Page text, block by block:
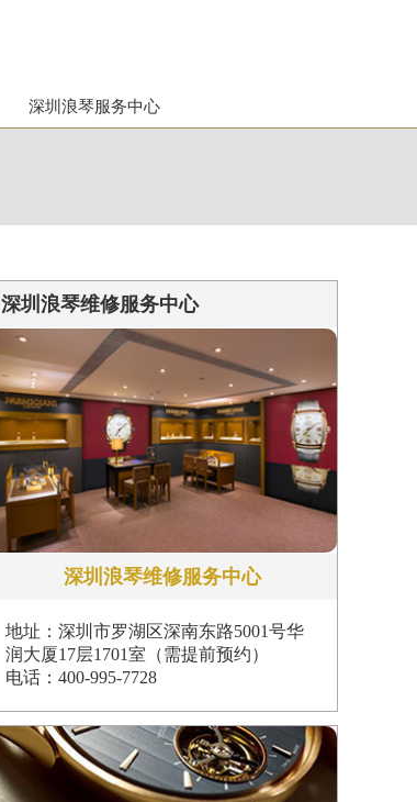
深圳浪琴服务中心
深圳浪琴维修服务中心
深圳浪琴维修服务中心
地址：深圳市罗湖区深南东路5001号华
润大厦17层1701室（需提前预约）
电话：400-995-7728